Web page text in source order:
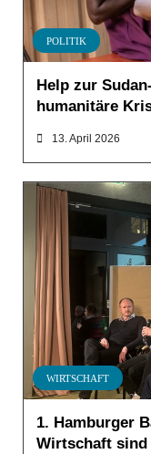
POLITIK
Help zur
humanitäre
13. April 2026
WIRTSCHAFT
1. Hamburger
Wirtschaft sind